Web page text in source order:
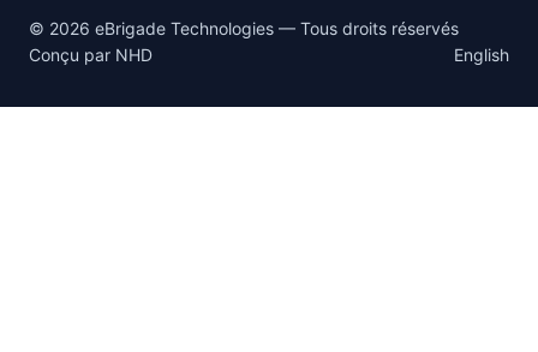
© 2026 eBrigade Technologies — Tous droits réservés
Conçu par NHD English